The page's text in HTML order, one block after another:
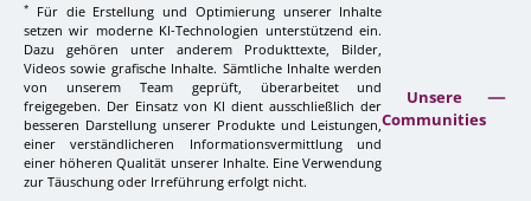
*
Für die Erstellung und Optimierung unserer Inhalte
setzen wir moderne KI-Technologien unterstützend ein.
Dazu gehören unter anderem Produkttexte, Bilder,
Videos sowie grafische Inhalte. Sämtliche Inhalte werden
von unserem Team geprüft, überarbeitet und
freigegeben. Der Einsatz von KI dient ausschließlich der
besseren Darstellung unserer Produkte und Leistungen,
einer verständlicheren Informationsvermittlung und
einer höheren Qualität unserer Inhalte. Eine Verwendung
zur Täuschung oder Irreführung erfolgt nicht.
Unsere
Communities